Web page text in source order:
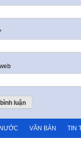
VĂN BẢN TIN